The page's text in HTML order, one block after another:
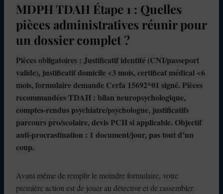
MDPH TDAH Étape 1 : Quelles
pièces administratives réunir pour
un dossier complet ?
Pièces obligatoires : Justificatif identité (CNI/passeport
valide), justificatif domicile <3 mois, certificat médical <6
mois, formulaire demande Cerfa 15692*01 signé. Pièces
recommandées TDAH : bilan neuropsychologique,
comptes-rendus psychiatre/psychologue, justificatifs
parcours pro/scolaire, devis PCH si applicable. Objectif
anti-procrastination : 1 document/jour, pas tout d’un
coup.
Avant même de remplir le moindre formulaire, votre
première action est de jouer au détective et de rassembler